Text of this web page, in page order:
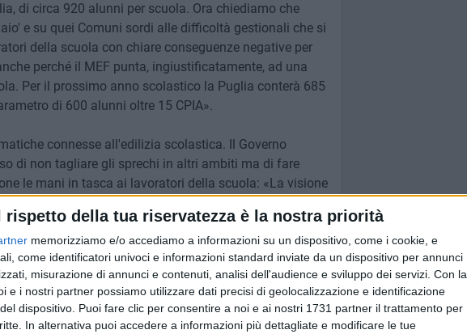
rispetto della tua riservatezza è la nostra priorità
memorizziamo e/o accediamo a informazioni su un dispositivo, come i cookie, e
come identificatori univoci e informazioni standard inviate da un dispositivo per annunci
misurazione di annunci e contenuti, analisi dell'audience e sviluppo dei servizi. Con la
e i nostri partner possiamo utilizzare dati precisi di geolocalizzazione e identificazione
dispositivo. Puoi fare clic per consentire a noi e ai nostri 1731 partner il trattamento per
In alternativa puoi accedere a informazioni più dettagliate e modificare le tue
di circa 920 alunni per scuola. Ora chiediamo che
e su quei Comuni sordi alle difficoltà gestionali che si
della scuola con chiare conseguenze negative per
perché il MEF punta, ingiustificatamente, ad una
Per il prossimo anno scolastico la Puglia conterà 685
di 600 alunni oltre 15 CPIA».
connesse all'edilizia scolastica. Il Governo
di non tagliare gli sprechi in altri ambiti ma di fare
le mani in tasca ai lavoratori della scuola: «La visione
sconfitta, a vantaggio di una scuola di qualità, che
di crescita, sia a livello regionale che nazionale.
da una profonda crisi economica e sociale, usare la
positivi – conclude il Segretario Generale della UIL
nella scuola, migliorandone l'offerta didattica e
possano affacciarsi in maniera competitiva sul
l'impegno».